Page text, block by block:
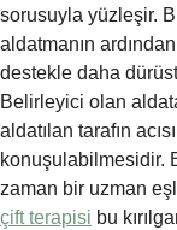
sorusuyla yüzleşir.
aldatmanın
destekle daha
Belirleyici olan
aldatılan tarafın
konuşulabilmesidir.
zaman bir uzman
çift terapisi bu